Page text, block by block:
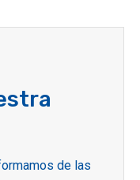
de las